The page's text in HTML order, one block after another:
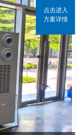
点击进入
方案详情